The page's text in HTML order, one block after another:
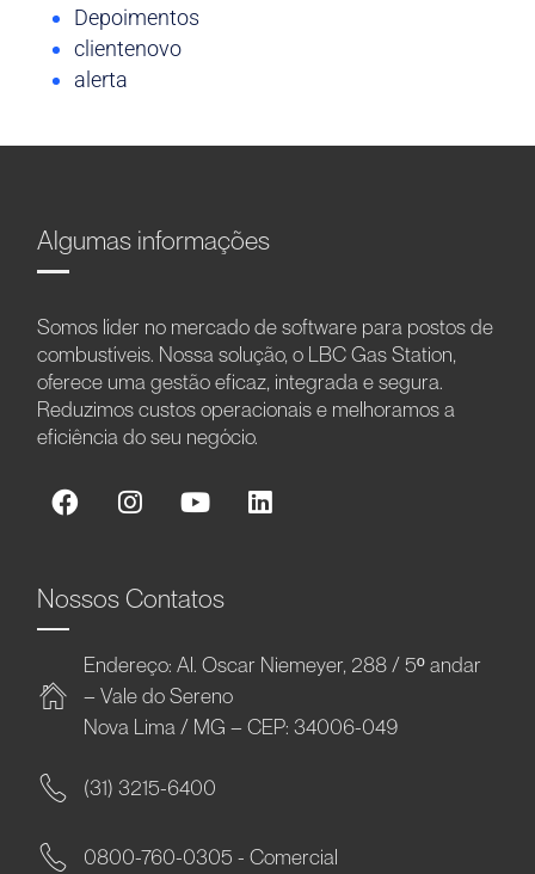
Depoimentos
clientenovo
alerta
Algumas informações
Somos líder no mercado de software para postos de
combustíveis. Nossa solução, o LBC Gas Station,
oferece uma gestão eficaz, integrada e segura.
Reduzimos custos operacionais e melhoramos a
eficiência do seu negócio.
Nossos Contatos
Endereço: Al. Oscar Niemeyer, 288 / 5º andar
– Vale do Sereno
Nova Lima / MG – CEP: 34006-049
(31) 3215-6400
0800-760-0305 - Comercial